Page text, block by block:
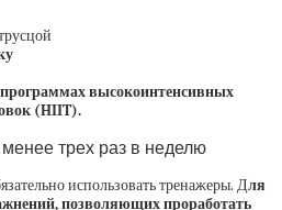
высокоинтенсивных
(HIIT).
трех раз в неделю
использовать тренажеры. Для
позволяющих проработать